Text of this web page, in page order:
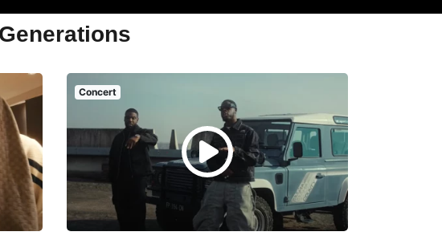
Concert